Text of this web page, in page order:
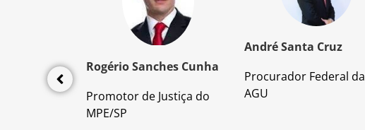
Civil
Rogério Sanches Cunha
Promotor de Justiça do
MPE/SP
André Santa Cruz
Procurador Federal da
AGU